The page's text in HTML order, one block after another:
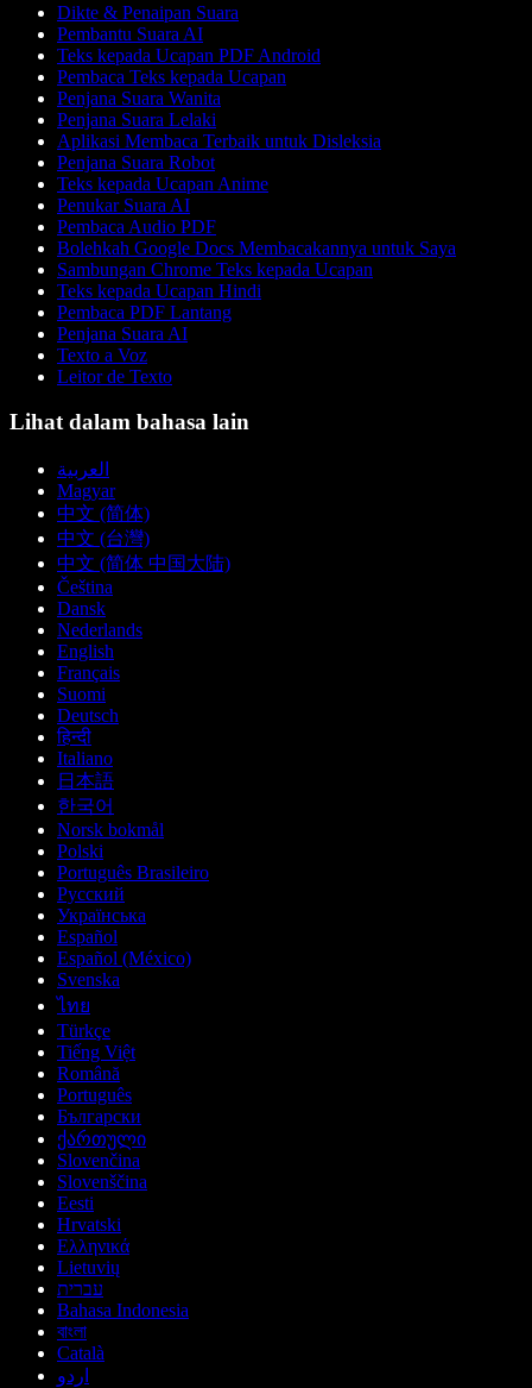
Dikte & Penaipan Suara
Pembantu Suara AI
Teks kepada Ucapan PDF Android
Pembaca Teks kepada Ucapan
Penjana Suara Wanita
Penjana Suara Lelaki
Aplikasi Membaca Terbaik untuk Disleksia
Penjana Suara Robot
Teks kepada Ucapan Anime
Penukar Suara AI
Pembaca Audio PDF
Bolehkah Google Docs Membacakannya untuk Saya
Sambungan Chrome Teks kepada Ucapan
Teks kepada Ucapan Hindi
Pembaca PDF Lantang
Penjana Suara AI
Texto a Voz
Leitor de Texto
Lihat dalam bahasa lain
العربية
Magyar
中文 (简体)
中文 (台灣)
中文 (简体 中国大陆)
Čeština
Dansk
Nederlands
English
Français
Suomi
Deutsch
हिन्दी
Italiano
日本語
한국어
Norsk bokmål
Polski
Português Brasileiro
Русский
Українська
Español
Español (México)
Svenska
ไทย
Türkçe
Tiếng Việt
Română
Português
Български
ქართული
Slovenčina
Slovenščina
Eesti
Hrvatski
Ελληνικά
Lietuvių
עברית
Bahasa Indonesia
বাংলা
Català
اردو